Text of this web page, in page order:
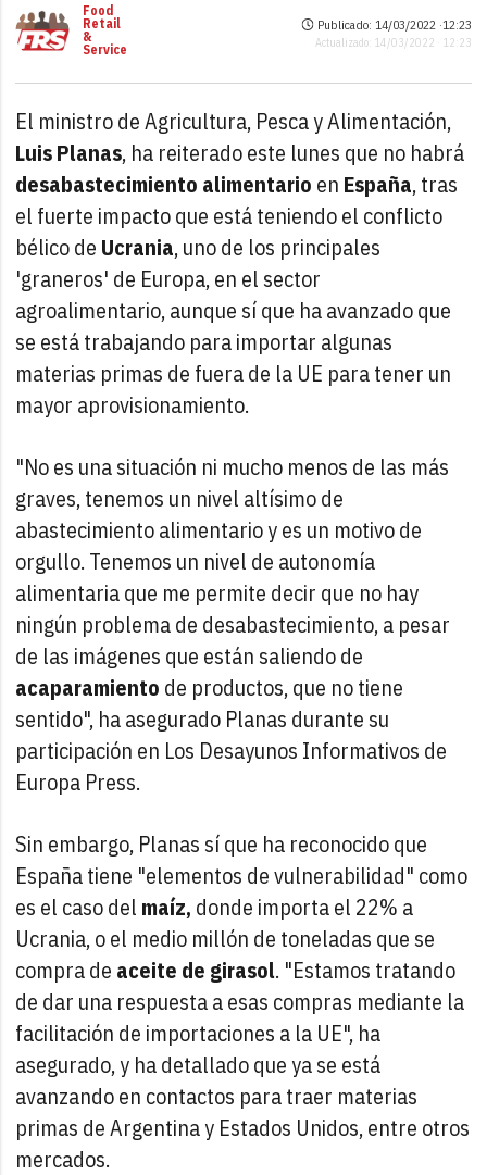
Food
Retail
&
Service
Publicado: 14/03/2022 ·12:23
Actualizado: 14/03/2022 · 12:23
El ministro de Agricultura, Pesca y Alimentación,
Luis Planas, ha reiterado este lunes que no habrá
desabastecimiento alimentario en España, tras
el fuerte impacto que está teniendo el conflicto
bélico de Ucrania, uno de los principales
'graneros' de Europa, en el sector
agroalimentario, aunque sí que ha avanzado que
se está trabajando para importar algunas
materias primas de fuera de la UE para tener un
mayor aprovisionamiento.
"No es una situación ni mucho menos de las más
graves, tenemos un nivel altísimo de
abastecimiento alimentario y es un motivo de
orgullo. Tenemos un nivel de autonomía
alimentaria que me permite decir que no hay
ningún problema de desabastecimiento, a pesar
de las imágenes que están saliendo de
acaparamiento de productos, que no tiene
sentido", ha asegurado Planas durante su
participación en Los Desayunos Informativos de
Europa Press.
Sin embargo, Planas sí que ha reconocido que
España tiene "elementos de vulnerabilidad" como
es el caso del maíz, donde importa el 22% a
Ucrania, o el medio millón de toneladas que se
compra de aceite de girasol. "Estamos tratando
de dar una respuesta a esas compras mediante la
facilitación de importaciones a la UE", ha
asegurado, y ha detallado que ya se está
avanzando en contactos para traer materias
primas de Argentina y Estados Unidos, entre otros
mercados.